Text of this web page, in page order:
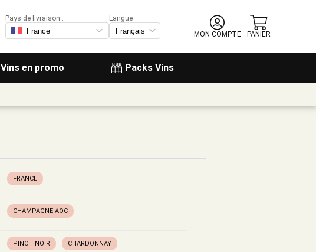
Vins en promo Packs Vins
Pays de livraison :
Langue
MON COMPTE
PANIER
FRANCE
CHAMPAGNE AOC
PINOT NOIR CHARDONNAY